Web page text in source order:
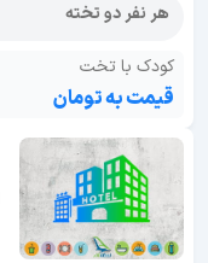
هر نفر دو تخته
کودک با تخت
قیمت به تومان